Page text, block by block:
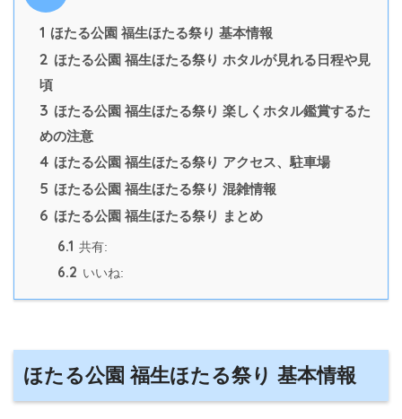
1 ほたる公園 福生ほたる祭り 基本情報
2 ほたる公園 福生ほたる祭り ホタルが見れる日程や見
頃
3 ほたる公園 福生ほたる祭り 楽しくホタル鑑賞するた
めの注意
4 ほたる公園 福生ほたる祭り アクセス、駐車場
5 ほたる公園 福生ほたる祭り 混雑情報
6 ほたる公園 福生ほたる祭り まとめ
6.1 共有:
6.2 いいね:
ほたる公園 福生ほたる祭り 基本情報